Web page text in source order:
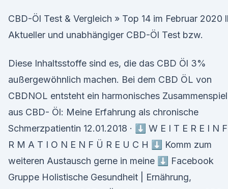
CBD-Öl Test & Vergleich » Top 14 im Februar 2020
Aktueller und unabhängiger CBD-Öl Test bzw.
Diese Inhaltsstoffe sind es, die das CBD Öl 3%
außergewöhnlich machen. Bei dem CBD ÖL von
CBDNOL entsteht ein harmonisches Zusammenspiel
aus CBD- Öl: Meine Erfahrung als chronische
Schmerzpatientin 12.01.2018 · ⬇️ W E I T E R E I N
R M A T I O N E N F Ü R E U C H ⬇️ Komm zum
weiteren Austausch gerne in meine ⬇️ Facebook
Gruppe Holistische Gesundheit | Ernährung,